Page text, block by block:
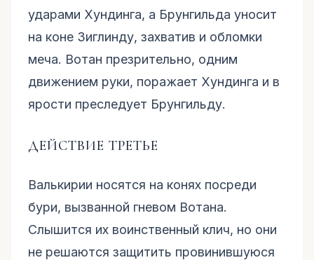
ударами Хундинга, а Брунгильда уносит
на коне Зиглинду, захватив и обломки
меча. Вотан презрительно, одним
движением руки, поражает Хундинга и в
ярости преследует Брунгильду.
ДЕЙСТВИЕ ТРЕТЬЕ
Валькирии носятся на конях посреди
бури, вызванной гневом Вотана.
Слышится их воинственный клич, но они
не решаются защитить провинившуюся